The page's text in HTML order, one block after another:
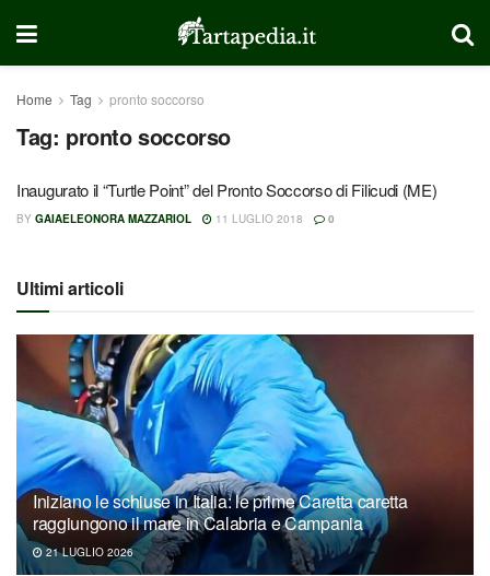
Home Tag pronto soccorso
Tag: pronto soccorso
Inaugurato il “Turtle Point” del Pronto Soccorso di Filicudi (ME)
BY GAIAELEONORA MAZZARIOL 11 LUGLIO 2018 0
Ultimi articoli
Iniziano le schiuse in Italia: le prime Caretta caretta
raggiungono il mare in Calabria e Campania
21 LUGLIO 2026